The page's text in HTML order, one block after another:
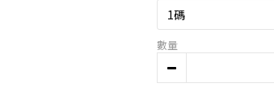
數量